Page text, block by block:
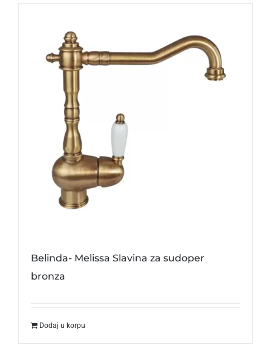
Belinda- Melissa Slavina za sudoper
bronza
Dodaj u korpu